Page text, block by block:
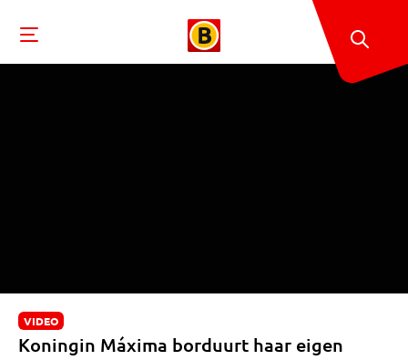
VIDEO
Koningin Máxima borduurt haar eigen